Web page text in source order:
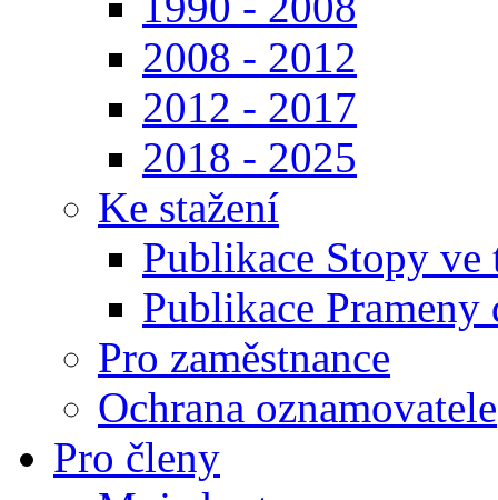
2008 - 2012
2012 - 2017
2018 - 2025
Ke stažení
Publikace Stopy ve
Publikace
Pro zaměstnance
Ochrana oznamovatele
Pro členy